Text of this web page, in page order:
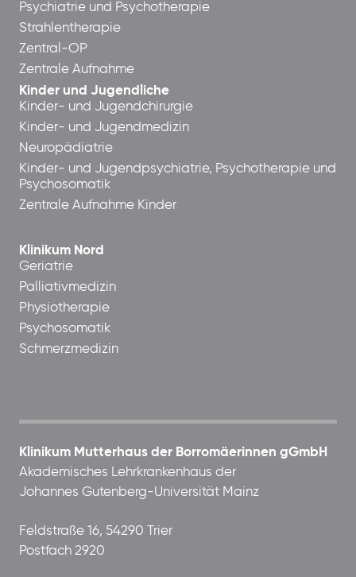
Psychiatrie und Psychotherapie
Strahlentherapie
Zentral-OP
Zentrale Aufnahme
Kinder und Jugendliche
Kinder- und Jugendchirurgie
Kinder- und Jugendmedizin
Neuropädiatrie
Kinder- und Jugendpsychiatrie, Psychotherapie und
Psychosomatik
Zentrale Aufnahme Kinder
Klinikum Nord
Geriatrie
Palliativmedizin
Physiotherapie
Psychosomatik
Schmerzmedizin
Klinikum Mutterhaus der Borromäerinnen gGmbH
Akademisches Lehrkrankenhaus der
Johannes Gutenberg-Universität Mainz
Feldstraße 16, 54290 Trier
Postfach 2920